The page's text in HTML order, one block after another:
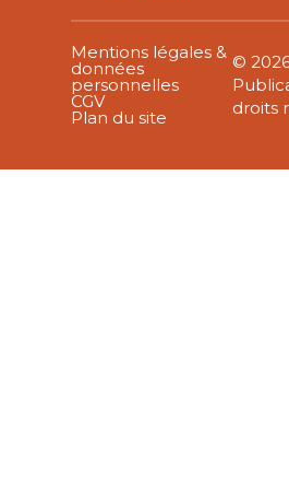
Mentions légales &
données
personnelles
CGV
Plan du site
©
droits